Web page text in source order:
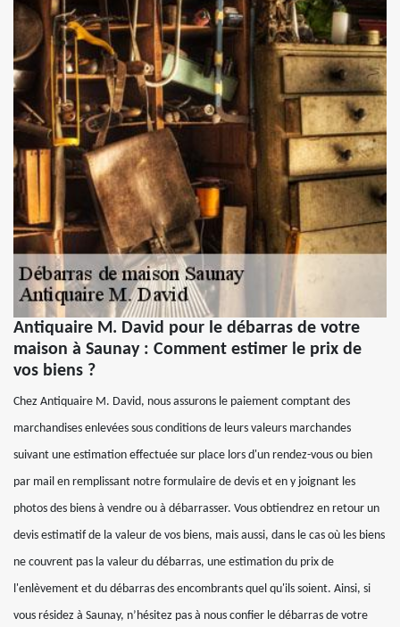
Antiquaire M. David pour le débarras de votre
maison à Saunay : Comment estimer le prix de
vos biens ?
Chez Antiquaire M. David, nous assurons le paiement comptant des
marchandises enlevées sous conditions de leurs valeurs marchandes
suivant une estimation effectuée sur place lors d'un rendez-vous ou bien
par mail en remplissant notre formulaire de devis et en y joignant les
photos des biens à vendre ou à débarrasser. Vous obtiendrez en retour un
devis estimatif de la valeur de vos biens, mais aussi, dans le cas où les biens
ne couvrent pas la valeur du débarras, une estimation du prix de
l'enlèvement et du débarras des encombrants quel qu'ils soient. Ainsi, si
vous résidez à Saunay, n’hésitez pas à nous confier le débarras de votre